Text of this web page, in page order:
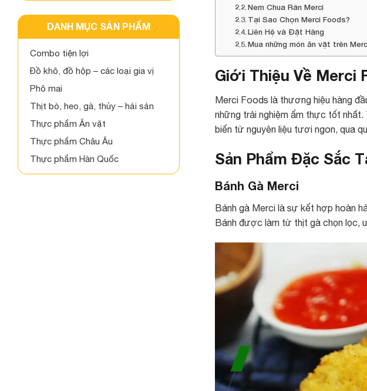
DANH MỤC SẢN PHẨM
Combo tiện lợi
Đồ khô, đồ hộp – các loại gia vị
Phô mai
Thịt bò, heo, gà, thủy – hải sản
Thực phẩm Ăn vặt
Thực phẩm Châu Âu
Thực phẩm Hàn Quốc
Nem Chua Rán Merci
Tại Sao Chọn Merci Foods?
Liên Hệ và Đặt Hàng
Mua những món ăn vặt trên
Giới Thiệu Về Merci
Merci Foods là thương hiệu hàng
những trải nghiệm ẩm thực tốt
biến từ nguyên liệu tươi ngon, qua
Sản Phẩm Đặc Sắc
Bánh Gà Merci
Bánh gà Merci là sự kết hợp hoàn
Bánh được làm từ thịt gà chọn lọc,